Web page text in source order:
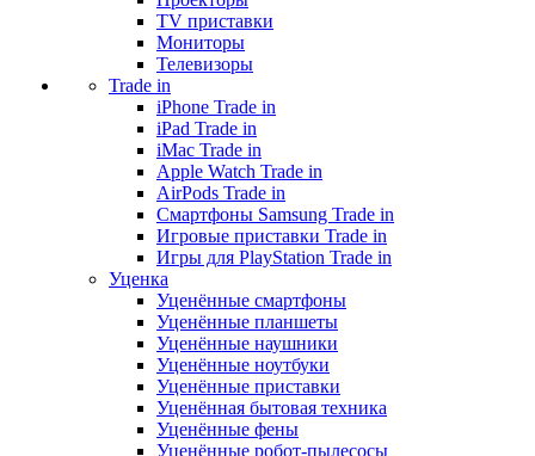
TV приставки
Мониторы
Телевизоры
Trade in
iPhone Trade in
iPad Trade in
iMac Trade in
Apple Watch Trade in
AirPods Trade in
Смартфоны Samsung Trade in
Игровые приставки Trade in
Игры для PlayStation Trade in
Уценка
Уценённые смартфоны
Уценённые планшеты
Уценённые наушники
Уценённые ноутбуки
Уценённые приставки
Уценённая бытовая техника
Уценённые фены
Уценённые робот-пылесосы